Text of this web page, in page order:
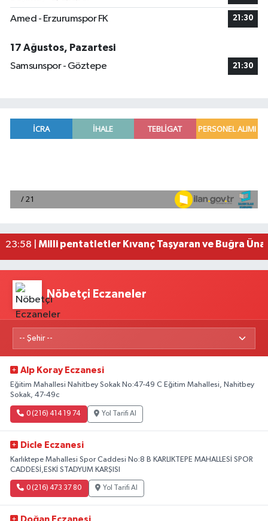
Amed - Erzurumspor FK 21:30
17 Ağustos, Pazartesi
Samsunspor - Göztepe
21:30
00:05 |
Adana'da silahlı saldırıda 3 kişi yaralandı
01:06 | Adana'da helikopter destekli 'huzur ve güven'
Nöbetçi Eczaneler
Alp Koray Eczanesi
Eğitim Mahallesi Nahitbey Sokak No:47-49 C Eğitim Mahallesi, Nahitbey
Sokak, 47-49c
0 (216) 414 19 74 Yol Tarifi Al
Dicle Eczanesi
Karlıktepe Mahallesi Spor Caddesi No:8 B KARLIKTEPE MAHALLESİ SPOR
CADDESİ,ESKİ STADYUM KARŞISI
0 (216) 473 37 80 Yol Tarifi Al